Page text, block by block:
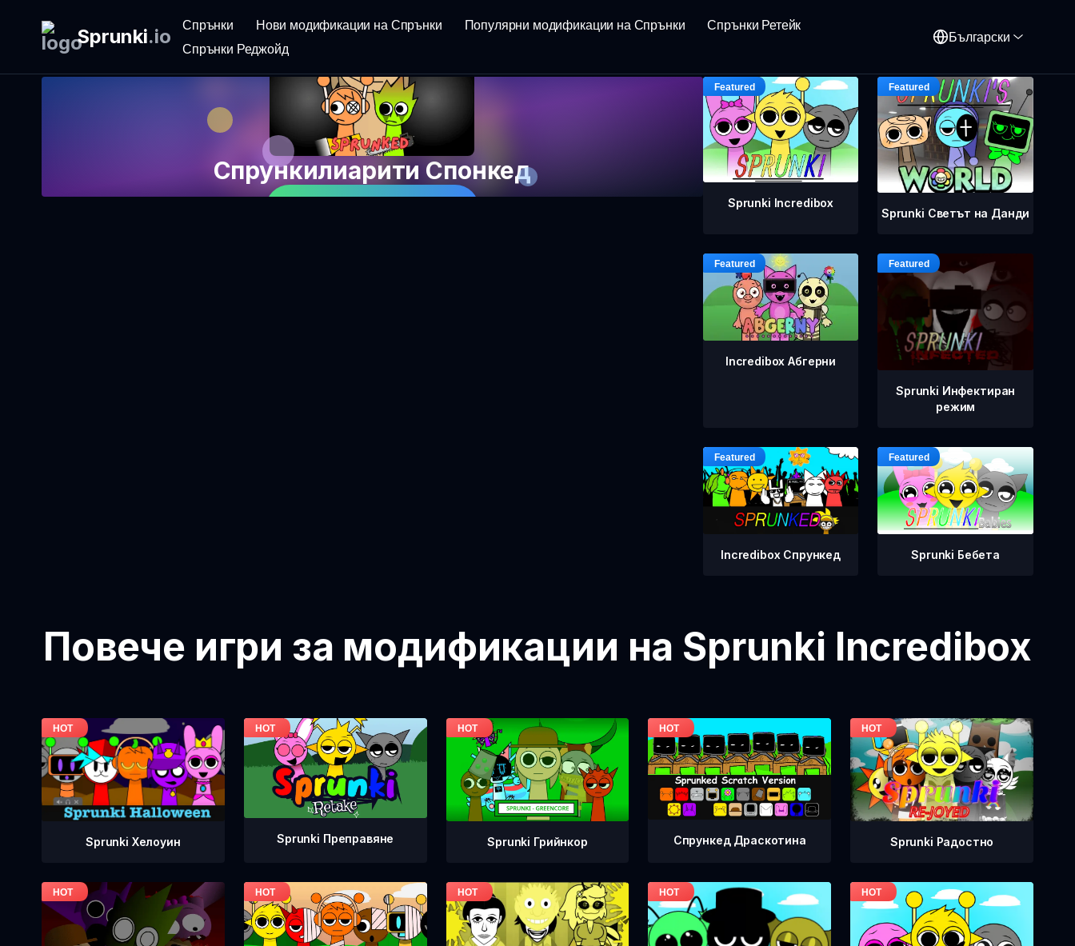
Sprunki.io Спрънки Нови модификации на Спрънки Популярни модификации на Спрънки
Спрънки Ретейк
Спрънки Реджойд
Български
Спрункилиарити Спонкед
Sprunki Incredibox
Sprunki Светът на Данди
Incredibox Абгерни
Sprunki Инфектиран
режим
Incredibox Спрункед Sprunki Бебета
Повече игри за модификации на Sprunki Incredibox
Sprunki Хелоуин Sprunki Преправяне Sprunki Грийнкор Спрункед Драскотина Sprunki Радостно